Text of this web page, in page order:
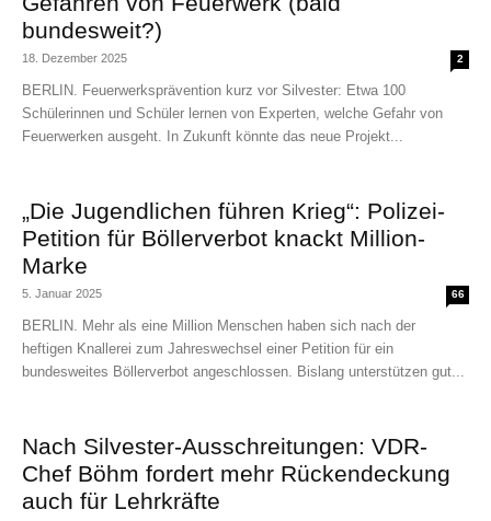
bundesweit?)
18. Dezember 2025 2
BERLIN. Feuerwerksprävention kurz vor Silvester: Etwa 100
Schülerinnen und Schüler lernen von Experten, welche Gefahr von
Feuerwerken ausgeht. In Zukunft könnte das neue Projekt...
„Die Jugendlichen führen Krieg“: Polizei-
Petition für Böllerverbot knackt Million-
Marke
5. Januar 2025 66
BERLIN. Mehr als eine Million Menschen haben sich nach der
heftigen Knallerei zum Jahreswechsel einer Petition für ein
bundesweites Böllerverbot angeschlossen. Bislang unterstützen gut...
Nach Silvester-Ausschreitungen: VDR-
Chef Böhm fordert mehr Rückendeckung
auch für Lehrkräfte